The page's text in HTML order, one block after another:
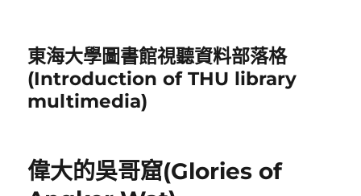
東海大學圖書館視聽資料部落格
(Introduction of THU library
multimedia)
偉大的吳哥窟(Glories of